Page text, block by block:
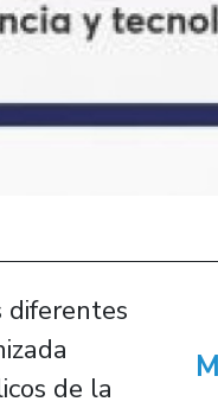
diferentes
de la